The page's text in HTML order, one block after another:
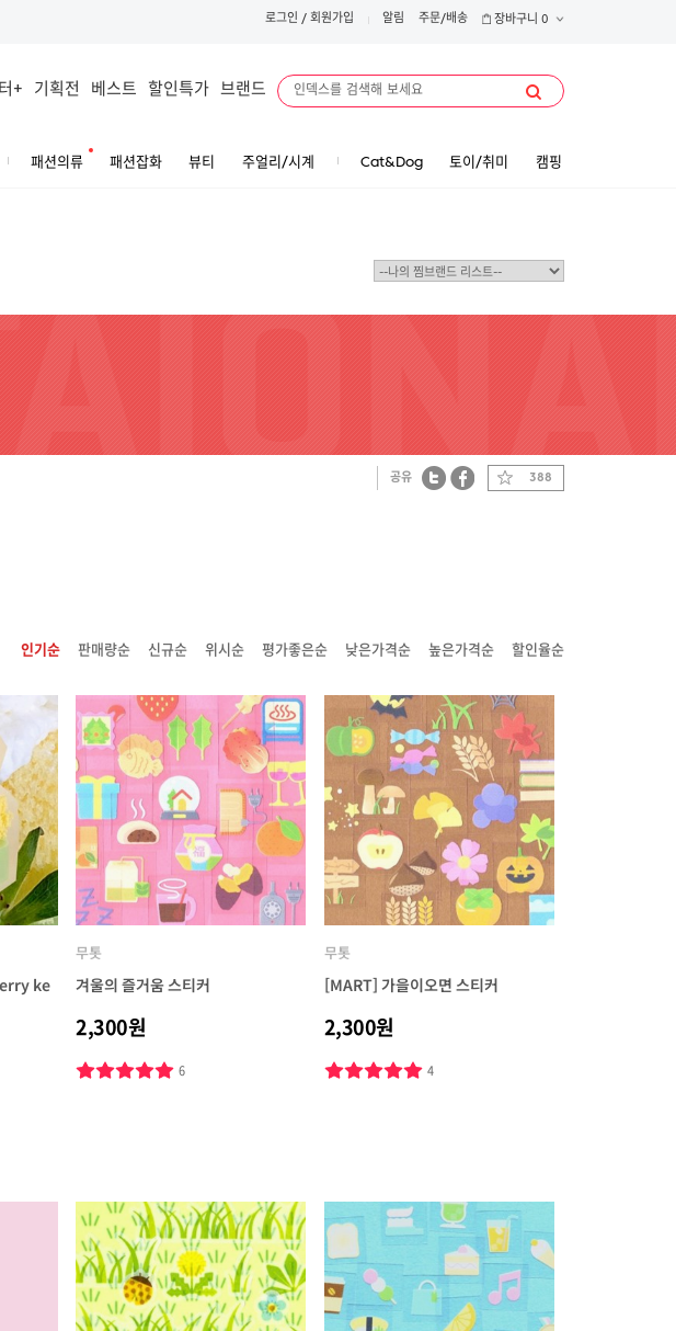
로그인 / 회원가입 알림 주문/배송 장바구니 0
+ 기획전 베스트 할인특가 브랜드
패션의류 패션잡화 뷰티 주얼리/시계 Cat&Dog 토이/취미 캠핑
공유 388
인기순 판매량순 신규순 위시순 평가좋은순 낮은가격순 높은가격순 할인율순
ke
무톳
겨울의 즐거움 스티커
2,300원
6
무톳
[MART] 가을이오면 스티커
2,300원
4